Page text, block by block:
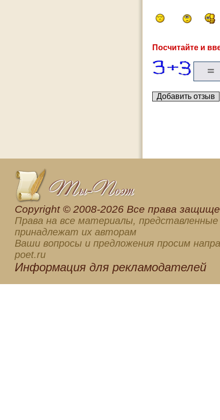
Посчитайте и
Сopyright © 2008-2026 Все права
Права на все материалы, представленные
принадлежат их авторам
Ваши вопросы и предложения просим
poet.ru
Информация для рекламодателей